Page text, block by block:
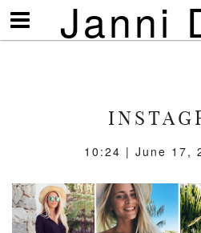
Janni
Visa/göm
meny
10:24 | June 17,